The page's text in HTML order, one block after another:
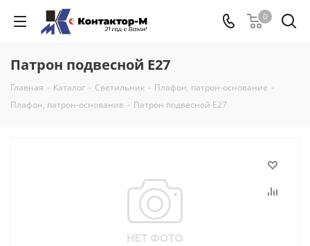
0
Патрон подвесной Е27
Главная - Каталог - Светильник - Плафон, патрон-основание -
Плафон, патрон-основание - Патрон подвесной Е27